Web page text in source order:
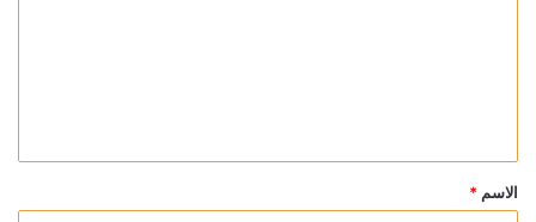
*
الاسم *